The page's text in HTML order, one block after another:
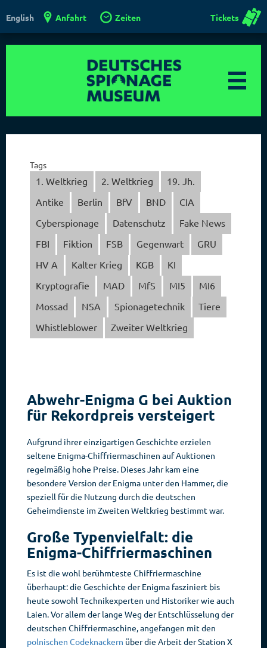
English Anfahrt Zeiten Tickets
Tags
1. Weltkrieg 2. Weltkrieg
19. Jh.
Antike
Berlin BfV BND
CIA
Cyberspionage
Datenschutz
Fake News
FBI
Fiktion FSB Gegenwart
GRU
HV A
Kalter Krieg KGB
KI
Kryptografie
MAD MfS MI5
MI6
Mossad
NSA Spionagetechnik
Tiere
Whistleblower
Zweiter Weltkrieg
Abwehr-Enigma G bei Auktion
für Rekordpreis versteigert
Aufgrund ihrer einzigartigen Geschichte erzielen
seltene Enigma-Chiffriermaschinen auf Auktionen
regelmäßig hohe Preise. Dieses Jahr kam eine
besondere Version der Enigma unter den Hammer, die
speziell für die Nutzung durch die deutschen
Geheimdienste im Zweiten Weltkrieg bestimmt war.
Große Typenvielfalt: die
Enigma-Chiffriermaschinen
Es ist die wohl berühmteste Chiffriermaschine
überhaupt: die Geschichte der Enigma fasziniert bis
heute sowohl Technikexperten und Historiker wie auch
Laien. Vor allem der lange Weg der Entschlüsselung der
deutschen Chiffriermaschine, angefangen mit den
polnischen Codeknackern über die Arbeit der Station X